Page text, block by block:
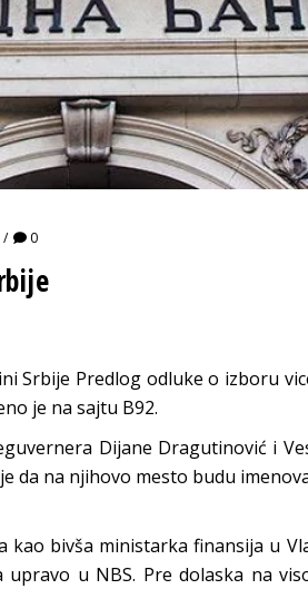
0
Srbije Predlog odluke o izboru
je na sajtu B92.
Dijane Dragutinović i
da na njihovo mesto budu
bivša ministarka finansija u
u NBS. Pre dolaska na